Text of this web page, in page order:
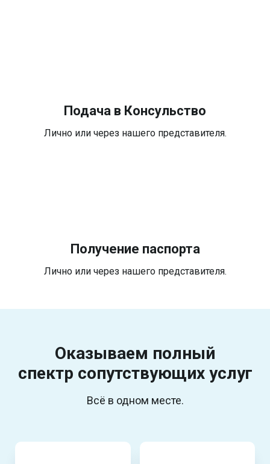
Подача в Консульство
Лично или через нашего представителя.
Получение паспорта
Лично или через нашего представителя.
Оказываем полный
спектр сопутствующих услуг
Всё в одном месте.